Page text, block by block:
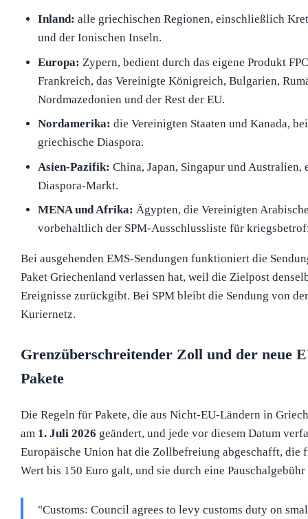
Inland: alle griechischen Regionen, einschließlich
und der Ionischen Inseln.
Europa: Zypern, bedient durch das eigene Produkt
Frankreich, das Vereinigte Königreich, Bulgarien,
Nordmazedonien und der Rest der EU.
Nordamerika: die Vereinigten Staaten und Kanada,
griechische Diaspora.
Asien-Pazifik: China, Japan, Singapur und Australien,
Diaspora-Markt.
MENA und Afrika: Ägypten, die Vereinigten
vorbehaltlich der SPM-Ausschlussliste für
Bei ausgehenden EMS-Sendungen funktioniert die
Paket Griechenland verlassen hat, weil die Zielpost
Ereignisse zurückgibt. Bei SPM bleibt die Sendung von
Kuriernetz.
Grenzüberschreitender Zoll und der neue
Pakete
Die Regeln für Pakete, die aus Nicht-EU-Ländern in
am 1. Juli 2026 geändert, und jede vor diesem Datum
Europäische Union hat die Zollbefreiung abgeschafft, die
Wert bis 150 Euro galt, und sie durch eine Pauschalgebühr
"Customs: Council agrees to levy customs duty on